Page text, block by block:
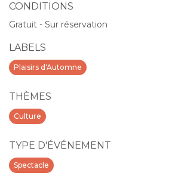
CONDITIONS
Gratuit - Sur réservation
LABELS
Plaisirs d'Automne
THÈMES
Culture
TYPE D'ÉVÉNEMENT
Spectacle